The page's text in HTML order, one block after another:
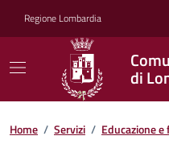
Regione Lombardia
di
Home / Servizi / Educazione